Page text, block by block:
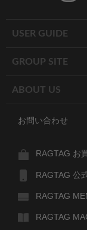
USER GUIDE
GROUP SITE
ABOUT US
お問い合わせ
RAGTAG お
RAGTAG 公
RAGTAG
RAGTAG